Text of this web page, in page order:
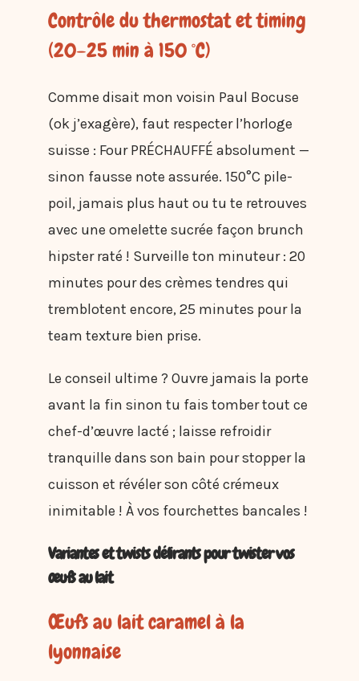
Contrôle du thermostat et timing
(20–25 min à 150 °C)
Comme disait mon voisin Paul Bocuse
(ok j’exagère), faut respecter l’horloge
suisse : Four PRÉCHAUFFÉ absolument —
sinon fausse note assurée. 150°C pile-
poil, jamais plus haut ou tu te retrouves
avec une omelette sucrée façon brunch
hipster raté ! Surveille ton minuteur : 20
minutes pour des crèmes tendres qui
tremblotent encore, 25 minutes pour la
team texture bien prise.
Le conseil ultime ? Ouvre jamais la porte
avant la fin sinon tu fais tomber tout ce
chef-d’œuvre lacté ; laisse refroidir
tranquille dans son bain pour stopper la
cuisson et révéler son côté crémeux
inimitable ! À vos fourchettes bancales !
Variantes et twists délirants pour twister vos
œufs au lait
Œufs au lait caramel à la
lyonnaise